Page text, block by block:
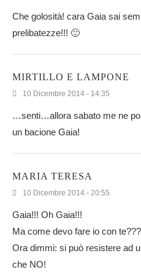
Che golosità! cara Gaia sai
prelibatezze!!! 🙂
MIRTILLO E LAMPONE
10 Dicembre 2014 - 14:35
…senti…allora sabato me ne
un bacione Gaia!
MARIA TERESA
10 Dicembre 2014 - 20:55
Gaia!!! Oh Gaia!!!
Ma come devo fare io con te???
Ora dimmi: si può resistere ad
che NO!